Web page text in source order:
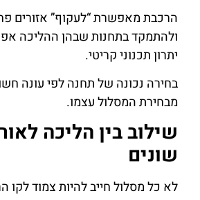
הרכבת מאפשרת “לעקוף” אזורים
ולהתמקד בתחנות שבהן ההליכה
יתרון תכנוני קריטי.
בחירה נכונה של תחנה לפי עונה
מבחירת המסלול עצמו.
שילוב בין הליכה
שונים
לא כל מסלול חייב להיות צמוד לקו